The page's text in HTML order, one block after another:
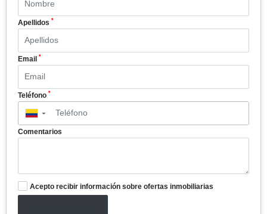
Apellidos *
Email *
Teléfono *
▼
Comentarios
Acepto recibir información sobre ofertas inmobiliarias